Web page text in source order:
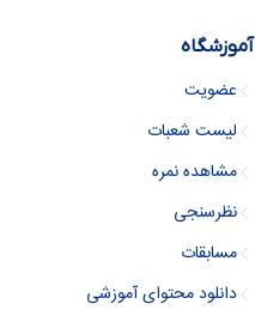
آموزشگاه
عضویت
لیست شعبات
مشاهده نمره
نظرسنجی
مسابقات
دانلود محتوای آموزشی